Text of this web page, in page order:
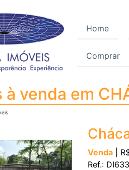
Home
Comprar
em
à venda em
Venda|
Ref.: